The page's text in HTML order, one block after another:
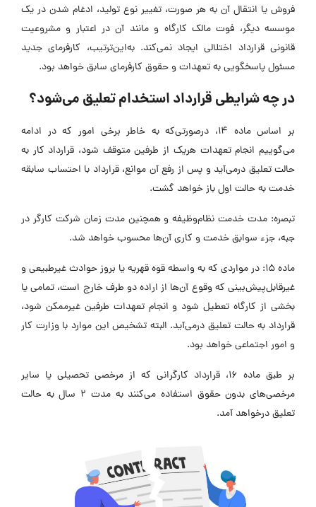
فروش یا انتقال آن به هر صورت، تغییر نوع تولید، ادغام شدن در یک
موسسه دیگر، فوت مالک کارگاه و مانند آن در اعتبار و مشروعیت
قانونی قرارداد اختلالی ایجاد نمی‌کند. به‌این‌ترتیب، کارفرمای جدید
مسئول پاسخگویی به تعهدات و حقوق کارفرمای سابق خواهد بود.
در چه شرایطی قرارداد استخدام تعلیق می‌شود؟
بر اساس ماده 14، درصورتی‌که به خاطر برخی امور که در ادامه
می‌گوییم انجام تعهدات هریک از طرفین متوقف شود، قرارداد کار به
حالت تعلیق درمی‌آید و پس از رفع آن موانع، قرارداد با احتساب سابقه
خدمت به حالت اول باز خواهد گشت.
تبصره: مدت خدمت نظام‌وظیفه و همچنین مدت زمان شرکت کارگر در
جبه، جزء سوابق خدمت و کاری آن‌ها محسوب خواهد شد.
ماده 15: در مواردی که به واسطه قوه قهریه یا بروز حوادث غیرطبیعی و
غیرقابل‌پیش‌بینی که وقوع آن‌ها از اراده دو طرف خارج است، تمامی یا
بخشی از کارگاه تعطیل شود و انجام تعهدات طرفین غیرممکن شود،
قرارداد به حالت تعلیق درمی‌آید. البته تشخیص این موارد با وزارت کار
و امور اجتماعی خواهد بود.
بر طبق ماده 16، قرارداد کارگرانی که از مرخصی تحصیلی یا سایر
مرخصی‌های بدون حقوق استفاده می‌کنند به مدت 2 سال به حالت
تعلیق درخواهد آمد.